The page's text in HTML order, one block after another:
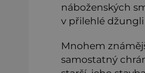
náboženských
v přilehlé
Mnohem
samostatný